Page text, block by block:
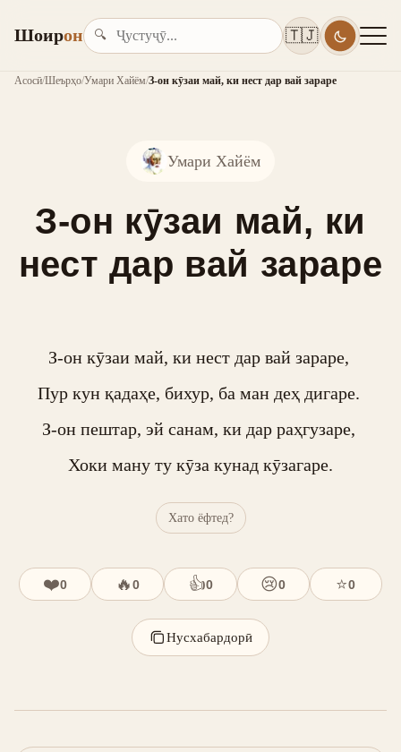
Шоирон 🔍 🇹🇯
Асосӣ/Шеърҳо/Умари Хайём/З-он кӯзаи май, ки нест дар вай зараре
Умари Хайём
З-он кӯзаи май, ки
нест дар вай зараре
З-он кӯзаи май, ки нест дар вай зараре,
Пур кун қадаҳе, бихур, ба ман деҳ дигаре.
З-он пештар, эй санам, ки дар раҳгузаре,
Хоки ману ту кӯза кунад кӯзагаре.
Хато ёфтед?
❤️0 🔥0 👍0 😢0 ⭐0
Нусхабардорӣ